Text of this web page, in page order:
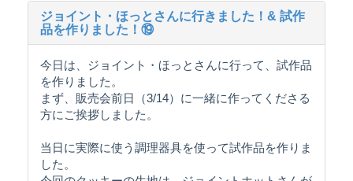
ジョイント・ほっとさんに行きました！& 試作
品を作りました！⑲
今日は、ジョイント・ほっとさんに行って、試作品
を作りました。
まず、販売会前日（3/14）に一緒に作ってくださる
方にご挨拶しました。
当日に実際に使う調理器具を使って試作品を作りま
した。